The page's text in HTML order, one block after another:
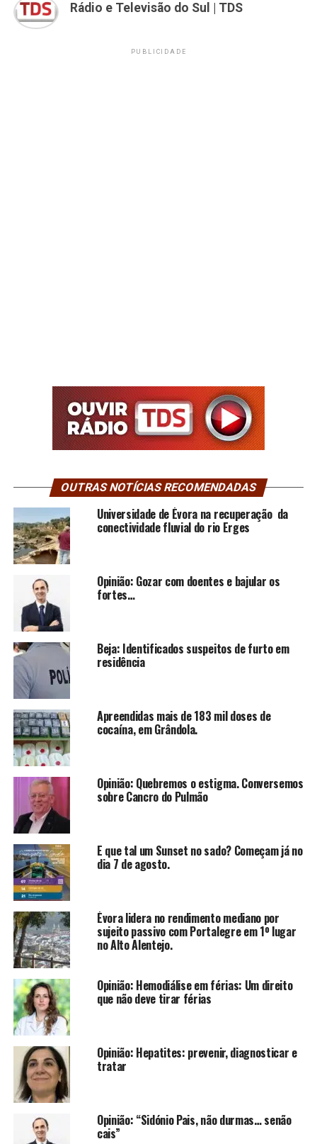
Rádio e Televisão do Sul | TDS
PUBLICIDADE
OUTRAS NOTÍCIAS RECOMENDADAS
Universidade de Évora na recuperação da
conectividade fluvial do rio Erges
Opinião: Gozar com doentes e bajular os
fortes…
Beja: Identificados suspeitos de furto em
residência
Apreendidas mais de 183 mil doses de
cocaína, em Grândola.
Opinião: Quebremos o estigma. Conversemos
sobre Cancro do Pulmão
E que tal um Sunset no sado? Começam já no
dia 7 de agosto.
Évora lidera no rendimento mediano por
sujeito passivo com Portalegre em 1º lugar
no Alto Alentejo.
Opinião: Hemodiálise em férias: Um direito
que não deve tirar férias
Opinião: Hepatites: prevenir, diagnosticar e
tratar
Opinião: “Sidónio Pais, não durmas… senão
cais”